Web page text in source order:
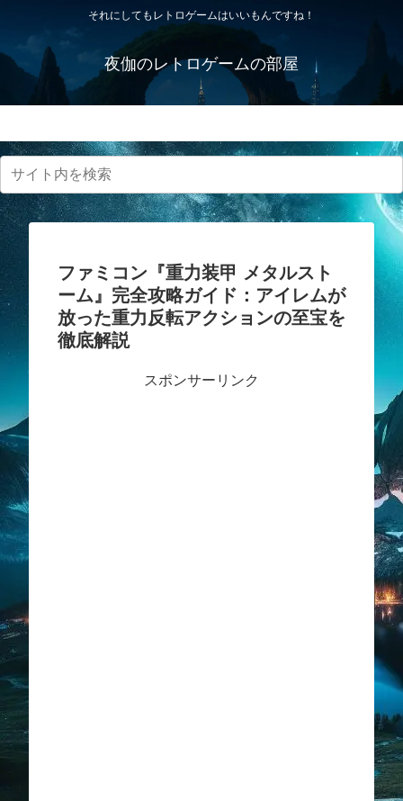
それにしてもレトロゲームはいいもんですね！
夜伽のレトロゲームの部屋
ファミコン『重力装甲 メタルスト
ーム』完全攻略ガイド：アイレムが
放った重力反転アクションの至宝を
徹底解説
スポンサーリンク